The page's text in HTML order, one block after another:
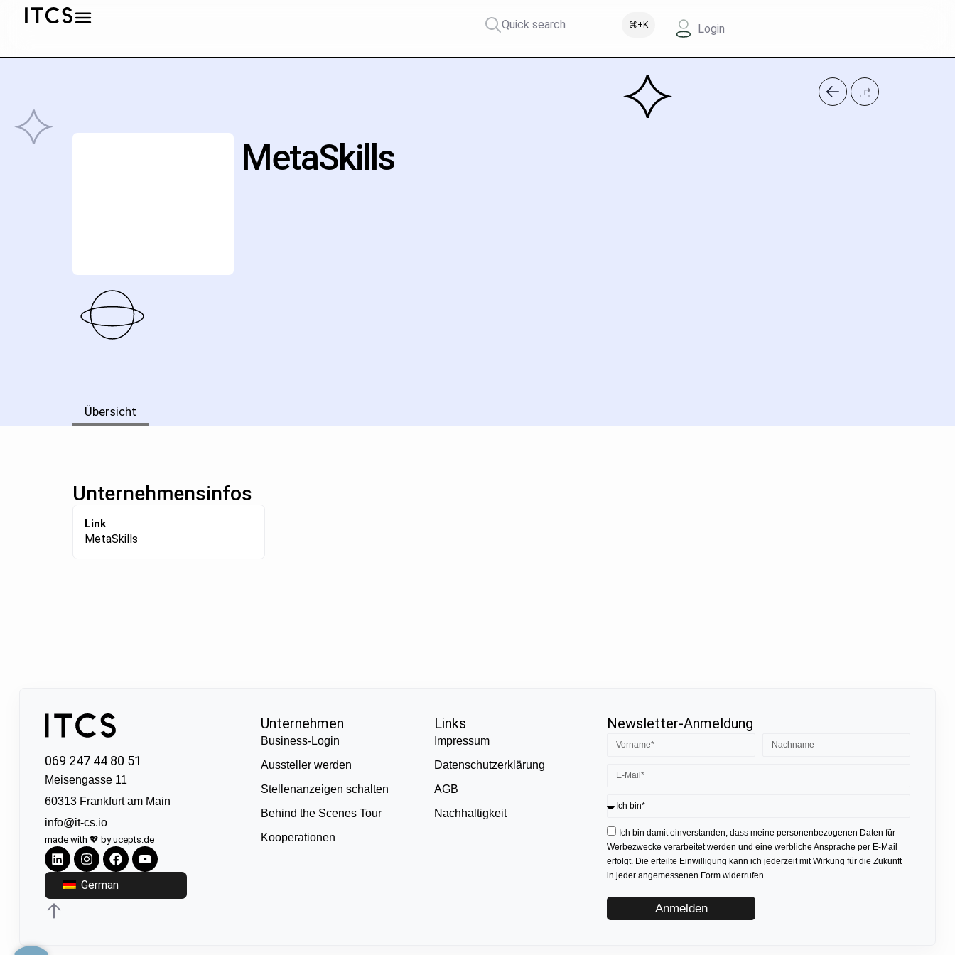
Quick search ⌘+K Login
MetaSkills
Übersicht
Unternehmensinfos
Link
MetaSkills
069 247 44 80 51
Meisengasse 11
60313 Frankfurt am Main
info@it-cs.io
made with 💖 by ucepts.de
German
Unternehmen
Business-Login
Aussteller werden
Stellenanzeigen schalten
Behind the Scenes Tour
Kooperationen
Links
Impressum
Datenschutzerklärung
AGB
Nachhaltigkeit
Newsletter-Anmeldung
Ich bin damit einverstanden, dass meine personenbezogenen Daten für
Werbezwecke verarbeitet werden und eine werbliche Ansprache per E-Mail
erfolgt. Die erteilte Einwilligung kann ich jederzeit mit Wirkung für die Zukunft
in jeder angemessenen Form widerrufen.
Anmelden